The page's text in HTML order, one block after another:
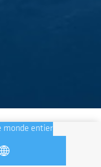
monde entier